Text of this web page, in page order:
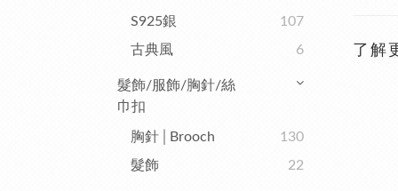
S925銀
107
古典風
6
髮飾/服飾/胸針/絲
巾扣
胸針│Brooch
130
髮飾
22
了解